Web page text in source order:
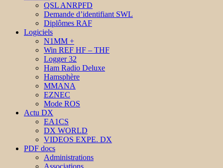
QSL ANRPFD
Demande d’identifiant SWL
Diplômes RAF
Logiciels
N1MM +
Win REF HF – THF
Logger 32
Ham Radio Deluxe
Hamsphère
MMANA
EZNEC
Mode ROS
Actu DX
EA1CS
DX WORLD
VIDEOS EXPE. DX
PDF docs
Administrations
Associations